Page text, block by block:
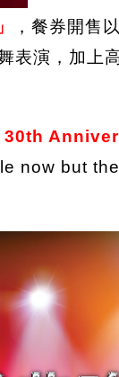
，餐券開售
表演，加上
now but